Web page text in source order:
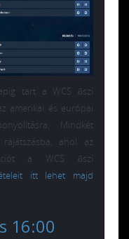
tart a WCS őszi
amerikai és európai
Mindkét
ahol az
a WCS őszi
itt lehet majd
16:00